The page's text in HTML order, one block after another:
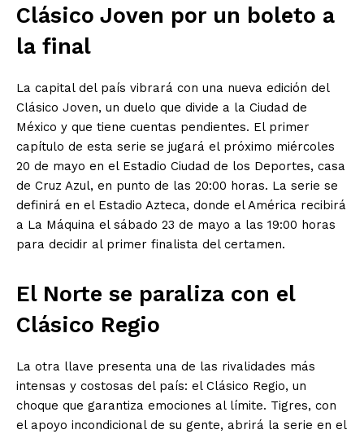
Clásico Joven por un boleto a
la final
La capital del país vibrará con una nueva edición del
Clásico Joven, un duelo que divide a la Ciudad de
México y que tiene cuentas pendientes. El primer
capítulo de esta serie se jugará el próximo miércoles
20 de mayo en el Estadio Ciudad de los Deportes, casa
de Cruz Azul, en punto de las 20:00 horas. La serie se
definirá en el Estadio Azteca, donde el América recibirá
a La Máquina el sábado 23 de mayo a las 19:00 horas
para decidir al primer finalista del certamen.
El Norte se paraliza con el
Clásico Regio
La otra llave presenta una de las rivalidades más
intensas y costosas del país: el Clásico Regio, un
choque que garantiza emociones al límite. Tigres, con
el apoyo incondicional de su gente, abrirá la serie en el